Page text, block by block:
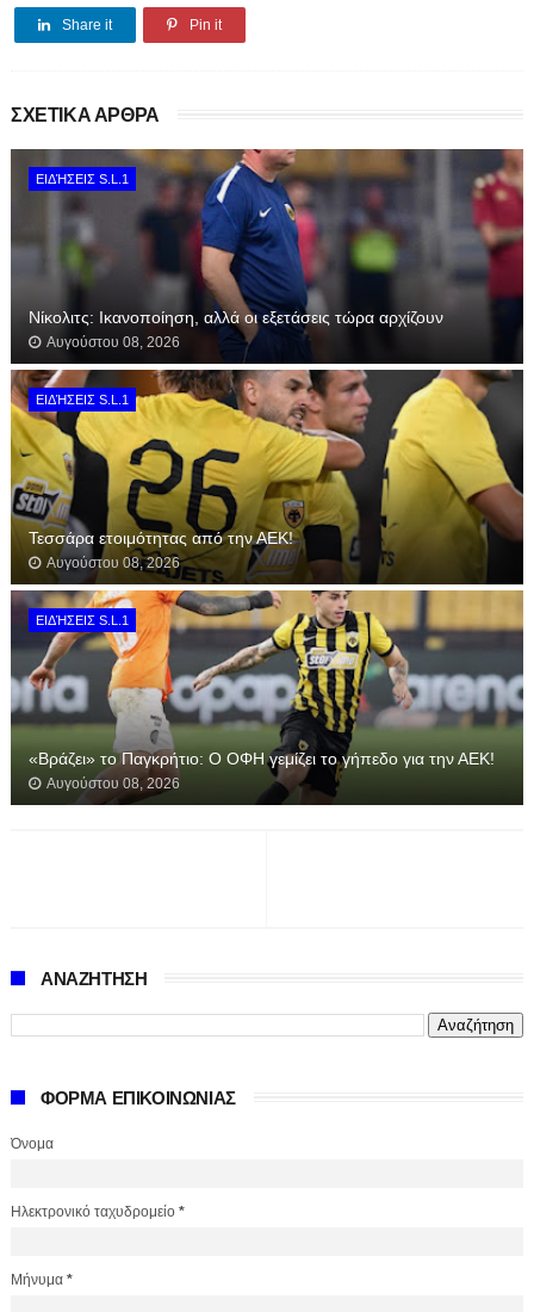
Share it Pin it
ΣΧΕΤΙΚΑ ΑΡΘΡΑ
ΕΙΔΉΣΕΙΣ S.L.1
Νίκολιτς: Ικανοποίηση, αλλά οι εξετάσεις τώρα αρχίζουν
Αυγούστου 08, 2026
ΕΙΔΉΣΕΙΣ S.L.1
Τεσσάρα ετοιμότητας από την ΑΕΚ!
Αυγούστου 08, 2026
ΕΙΔΉΣΕΙΣ S.L.1
«Βράζει» το Παγκρήτιο: Ο ΟΦΗ γεμίζει το γήπεδο για την ΑΕΚ!
Αυγούστου 08, 2026
ΑΝΑΖΗΤΗΣΗ
ΦΟΡΜΑ ΕΠΙΚΟΙΝΩΝΙΑΣ
Όνομα
Ηλεκτρονικό ταχυδρομείο *
Μήνυμα *